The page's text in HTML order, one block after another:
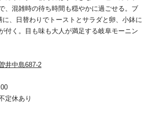
、混雑時の待ち時間も穏やかに過ごせる。ブ
に、日替わりでトーストとサラダと卵、小鉢に
付く。目も味も大人が満足する岐阜モーニン
井中島687-2
定休あり